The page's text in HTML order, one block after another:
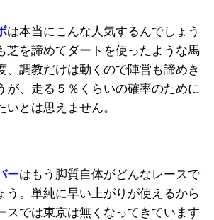
は本当にこんな人気するんでしょう
芝を諦めてダートを使ったような馬
、調教だけは動くので陣営も諦めき
が、走る５％くらいの確率のために
いとは思えません。
ーはもう脚質自体がどんなレースで
う。単純に早い上がりが使えるから
スでは東京は無くなってきています